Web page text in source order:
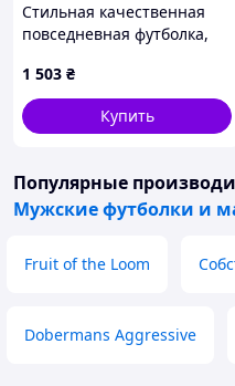
Стильная качественная
повседневная футболка,
1 503 ₴
Купить
Популярные
Мужские футболки и
Fruit of the Loom
Dobermans Aggressive